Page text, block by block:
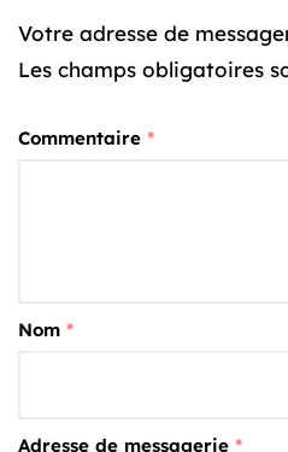
Votre adresse de
Les champs obligatoires
Commentaire *
Nom *
Adresse de messagerie *